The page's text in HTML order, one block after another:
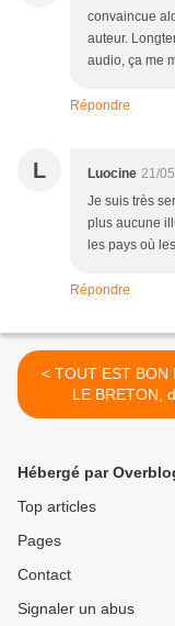
convaincue
auteur.
audio, ça me
Répondre
L Luocine 21/
Je suis très
plus aucune
les pays où
Répondre
< TOUT EST BON DANS
LE BRETON,
DELETTRES &
Hébergé par
Top articles
Pages
Contact
Signaler un abus